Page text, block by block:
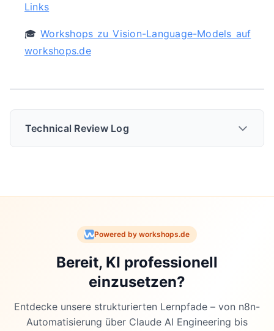
Links
🎓Workshops zu Vision-Language-Models auf
workshops.de
Technical Review Log
🔍 Technical Review Log
Review-Datum: 2026-01-10 10:54 Uhr
Review-Status: ✅ PASSED WITH MINOR
Powered by workshops.de
Bereit, KI professionell
einzusetzen?
Entdecke unsere strukturierten Lernpfade – von n8n-
Automatisierung über Claude AI Engineering bis